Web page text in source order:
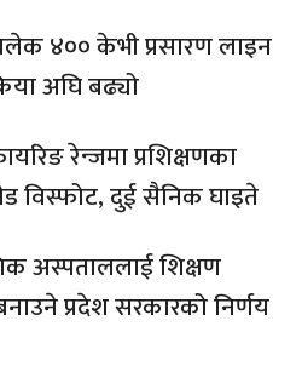
४०० केभी प्रसारण लाइन
अघि बढ्यो
रेन्जमा प्रशिक्षणका
विस्फोट, दुई सैनिक घाइते
अस्पताललाई शिक्षण
प्रदेश सरकारको निर्णय